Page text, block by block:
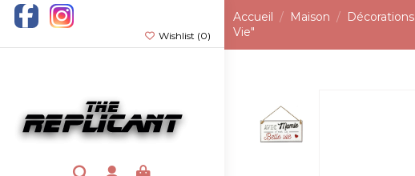
Wishlist (0)
Accueil Maison Décorations
Vie"